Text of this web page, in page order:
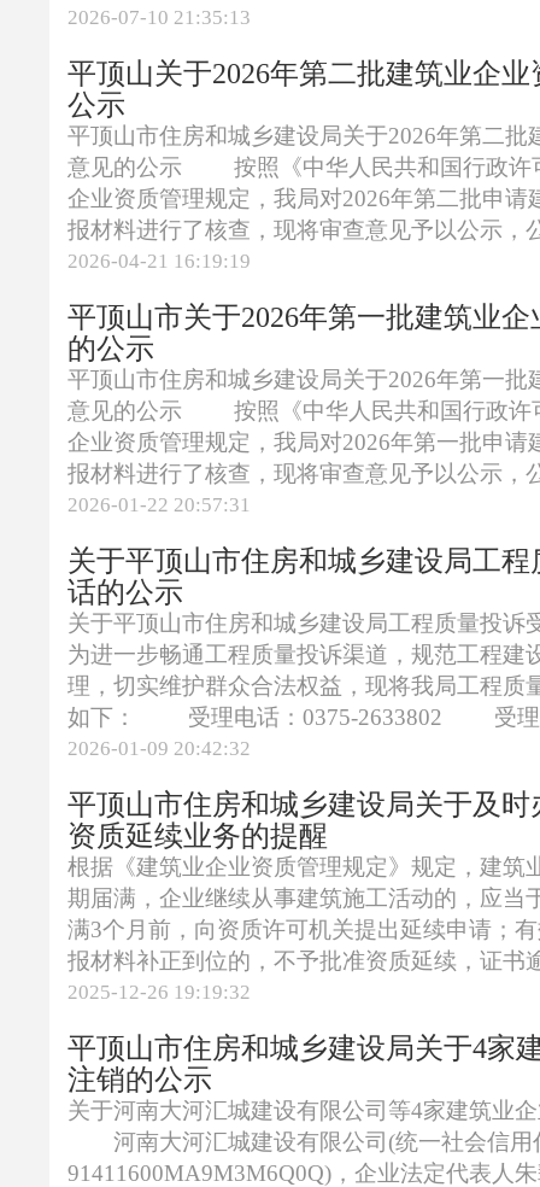
2026-07-10 21:35:13
平顶山关于2026年第二批建筑业企
公示
平顶山市住房和城乡建设局关于2026年第二批
意见的公示 按照《中华人民共和国行政许
企业资质管理规定，我局对2026年第二批申请
报材料进行了核查，现将审查意见予以公示，
2026-04-21 16:19:19
平顶山市关于2026年第一批建筑业
的公示
平顶山市住房和城乡建设局关于2026年第一批
意见的公示 按照《中华人民共和国行政许
企业资质管理规定，我局对2026年第一批申请
报材料进行了核查，现将审查意见予以公示，
2026-01-22 20:57:31
关于平顶山市住房和城乡建设局工
话的公示
关于平顶山市住房和城乡建设局工程质量
为进一步畅通工程质量投诉渠道，规范工程建
理，切实维护群众合法权益，现将我局工程质
如下： 受理电话：0375-2633802 受理
2026-01-09 20:42:32
平顶山市住房和城乡建设局关于及
资质延续业务的提醒
根据《建筑业企业资质管理规定》规定，建筑
期届满，企业继续从事建筑施工活动的，应当
满3个月前，向资质许可机关提出延续申请；
报材料补正到位的，不予批准资质延续，证书
2025-12-26 19:19:32
平顶山市住房和城乡建设局关于4家
注销的公示
关于河南大河汇城建设有限公司等4家建筑业
河南大河汇城建设有限公司(统一社会信用
91411600MA9M3M6Q0Q)，企业法定代表人